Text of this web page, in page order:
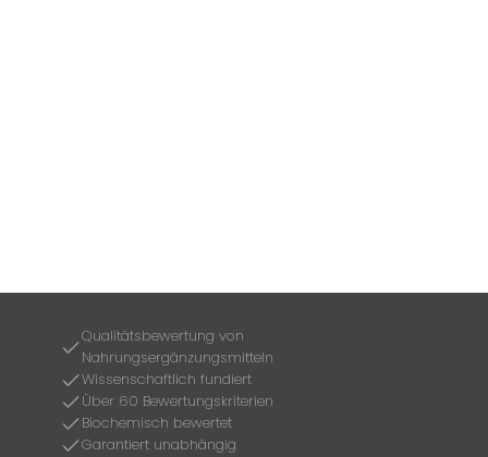
Qualitätsbewertung von
Nahrungsergänzungsmitteln
Wissenschaftlich fundiert
Über 60 Bewertungskriterien
Biochemisch bewertet
Garantiert unabhängig